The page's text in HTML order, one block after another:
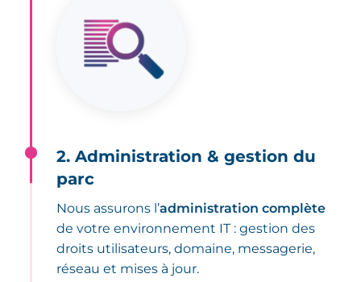
2. Administration & gestion du
parc
Nous assurons l’administration complète
de votre environnement IT : gestion des
droits utilisateurs, domaine, messagerie,
réseau et mises à jour.